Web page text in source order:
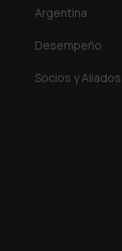
Argentina
Desempeño
Socios y Aliados